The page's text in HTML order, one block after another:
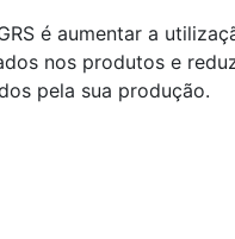
é aumentar a
nos produtos e
pela sua produção.